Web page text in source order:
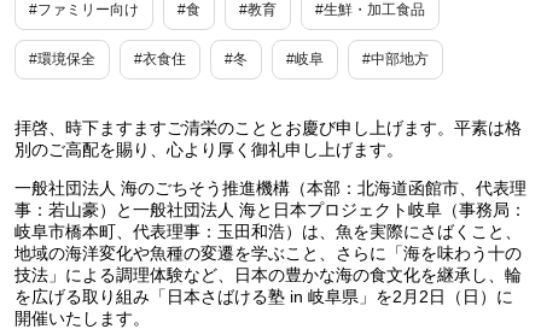
#ファミリー向け #食 #教育 #生鮮・加工食品
#環境保全 #衣食住 #冬 #岐阜 #中部地方
拝啓、時下ますますご清栄のこととお慶び申し上げます。平素は格
別のご高配を賜り、心より厚く御礼申し上げます。
一般社団法人 海のごちそう推進機構（本部：北海道函館市、代表理
事：若山豪）と一般社団法人 海と日本プロジェクト岐阜（事務局：
岐阜市橋本町、代表理事：玉田和浩）は、魚を実際にさばくこと、
地域の海洋変化や魚種の変遷を学ぶこと、さらに「海を味わう十の
技法」による調理体験など、日本の豊かな海の食文化を継承し、輪
を広げる取り組み「日本さばける塾 in 岐阜県」を2月2日（日）に
開催いたします。